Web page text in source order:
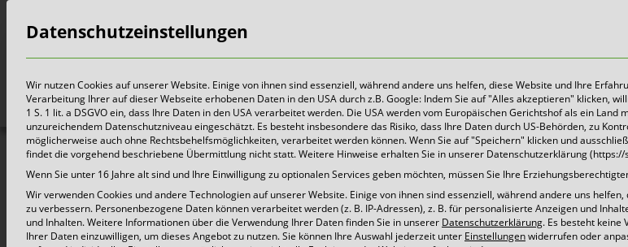
Bürger
Heute für morgen sorgen
Aktuelles |
Datenschutzeinstellungen
Wir nutzen Cookies auf unserer Website. Einige von ihnen sind essenziell, während andere uns helfen, diese Website und Ihre
Verarbeitung Ihrer auf dieser Webseite erhobenen Daten in den USA durch z.B. Google: Indem Sie auf "Alles akzeptieren" klicken,
1 S. 1 lit. a DSGVO ein, dass Ihre Daten in den USA verarbeitet werden. Die USA werden vom Europäischen Gerichtshof als ein Land
unzureichendem Datenschutzniveau eingeschätzt. Es besteht insbesondere das Risiko, dass Ihre Daten durch US-Behörden, zu
möglicherweise auch ohne Rechtsbehelfsmöglichkeiten, verarbeitet werden können. Wenn Sie auf "Speichern" klicken und
findet die vorgehend beschriebene Übermittlung nicht statt. Weitere Hinweise erhalten Sie in unserer Datenschutzerklärung
Wenn Sie unter 16 Jahre alt sind und Ihre Einwilligung zu optionalen Services geben möchten, müssen Sie Ihre
Wir verwenden Cookies und andere Technologien auf unserer Website. Einige von ihnen sind essenziell, während andere uns
zu verbessern. Personenbezogene Daten können verarbeitet werden (z. B. IP-Adressen), z. B. für personalisierte Anzeigen und
und Inhalten.Weitere Informationen über die Verwendung Ihrer Daten finden Sie in unserer Datenschutzerklärung. Es besteht keine
Ihrer Daten einzuwilligen, um dieses Angebot zu nutzen.Sie können Ihre Auswahl jederzeit unter Einstellungenwiderrufen oder